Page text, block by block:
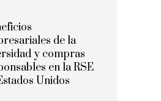
de la
y compras
en la RSE
Unidos